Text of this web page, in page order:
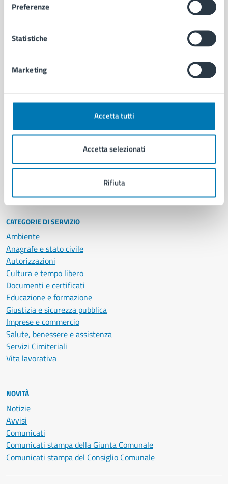
Preferenze
Statistiche
Marketing
Accetta tutti
Accetta selezionati
Rifiuta
Comune di Napoli
AMMINISTRAZIONE
Organi di governo
Enti e fondazioni
Personale amministrativo
Intranet, posta aziendale e protocollo
CATEGORIE DI SERVIZIO
Ambiente
Anagrafe e stato civile
Autorizzazioni
Cultura e tempo libero
Documenti e certificati
Educazione e formazione
Giustizia e sicurezza pubblica
Imprese e commercio
Salute, benessere e assistenza
Servizi Cimiteriali
Vita lavorativa
NOVITÀ
Notizie
Avvisi
Comunicati
Comunicati stampa della Giunta Comunale
Comunicati stampa del Consiglio Comunale